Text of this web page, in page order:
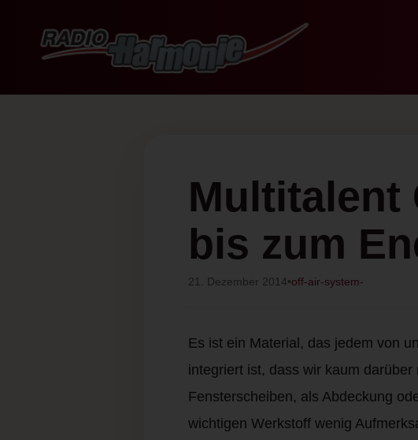
Multitalent
bis zum
21. Dezember 2014•off-air-system-
Es ist ein Material, das jedem von
integriert ist, dass wir kaum
Fensterscheiben, als Abdeckung
wichtigen Werkstoff wenig